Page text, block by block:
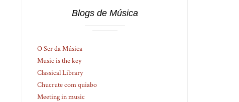
Blogs de Música
O Ser da Música
Music is the key
Classical Library
Chucrute com quiabo
Meeting in music